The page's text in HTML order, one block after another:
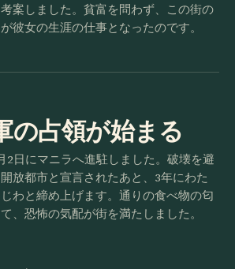
案しました。貧富を問わず、この街の
彼女の生涯の仕事となったのです。
の占領が始まる
2日にマニラへ進駐しました。破壊を避
放都市と宣言されたあと、3年にわた
わと締め上げます。通りの食べ物の匂
、恐怖の気配が街を満たしました。